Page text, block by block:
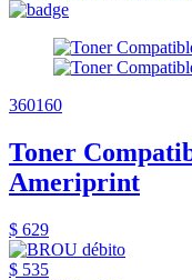
360160
Toner
Ameriprint
$ 629
$ 535